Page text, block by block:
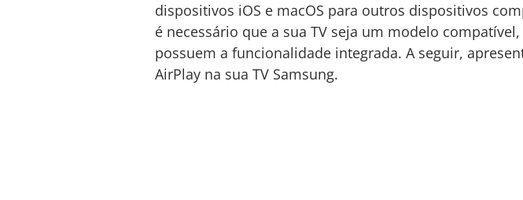
dispositivos iOS e macOS para outros dispositivos
é necessário que a sua TV seja um modelo
possuem a funcionalidade integrada. A seguir,
AirPlay na sua TV Samsung.